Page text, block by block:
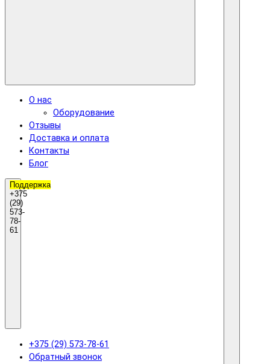
О нас
Оборудование
Отзывы
Доставка и оплата
Контакты
Блог
Поддержка
+375
(29)
573-
78-
61
+375 (29) 573-78-61
Обратный звонок